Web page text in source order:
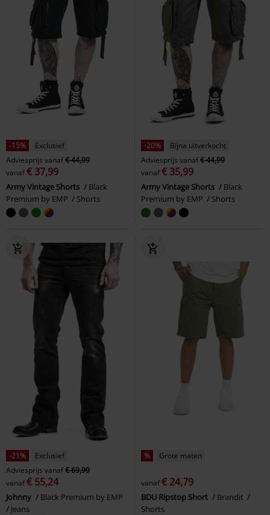
-15%
Exclusief
Adviesprijs vanaf€ 44,99
vanaf€ 37,99
Army Vintage Shorts
Black
Premium by EMP
Shorts
-20%
Bijna uitverkocht
Adviesprijs vanaf€ 44,99
vanaf€ 35,99
Army Vintage Shorts
Black
Premium by EMP
Shorts
-21%
Exclusief
Adviesprijs vanaf€ 69,99
vanaf€ 55,24
Johnny
Black Premium by EMP
Jeans
% Grote maten
vanaf€ 24,79
BDU Ripstop Short
Brandit
Shorts